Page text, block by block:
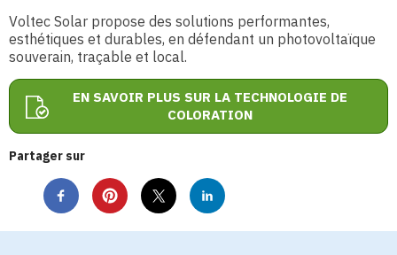
Voltec Solar propose des solutions performantes,
esthétiques et durables, en défendant un photovoltaïque
souverain, traçable et local.
EN SAVOIR PLUS SUR LA TECHNOLOGIE DE
COLORATION
Partager sur